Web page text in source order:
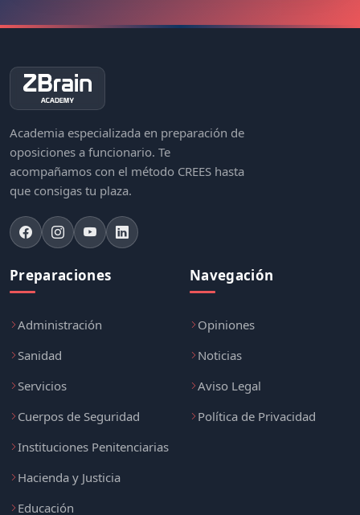
Academia especializada en preparación de
oposiciones a funcionario. Te
acompañamos con el método CREES hasta
que consigas tu plaza.
Preparaciones
Administración
Sanidad
Servicios
Cuerpos de Seguridad
Instituciones Penitenciarias
Hacienda y Justicia
Educación
Navegación
Opiniones
Noticias
Aviso Legal
Política de Privacidad